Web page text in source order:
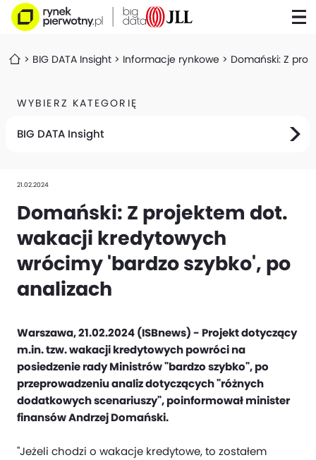
BIG DATA Insight Informacje rynkowe Domański: Z
WYBIERZ KATEGORIĘ
BIG DATA Insight
21.02.2024
Domański: Z projektem dot.
wakacji kredytowych
wrócimy 'bardzo szybko', po
analizach
Warszawa, 21.02.2024 (ISBnews) - Projekt dotyczący
m.in. tzw. wakacji kredytowych powróci na
posiedzenie rady Ministrów "bardzo szybko", po
przeprowadzeniu analiz dotyczących "różnych
dodatkowych scenariuszy", poinformował minister
finansów Andrzej Domański.
"Jeżeli chodzi o wakacje kredytowe, to zostałem